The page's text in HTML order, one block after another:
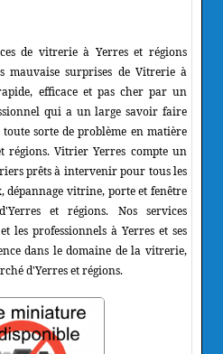
de vitrerie à Yerres et régions
mauvaise surprises de Vitrerie à
efficace et pas cher par un
qui a un large savoir faire
sorte de problème en matière
régions. Vitrier Yerres compte un
prêts à intervenir pour tous les
dépannage vitrine, porte et fenêtre
et régions. Nos services
les professionnels à Yerres et ses
dans le domaine de la vitrerie,
d'Yerres et régions.